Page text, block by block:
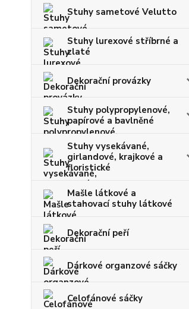
Stuhy sametové Velutto
Stuhy lurexové stříbrné a
zlaté
Dekorační provázky
Stuhy polypropylenové,
papírové a bavlněné
Stuhy vysekávané,
girlandové, krajkové a
floristické
Mašle látkové a
stahovací stuhy látkové
Dekorační peří
Dárkové organzové sáčky
Celofánové sáčky